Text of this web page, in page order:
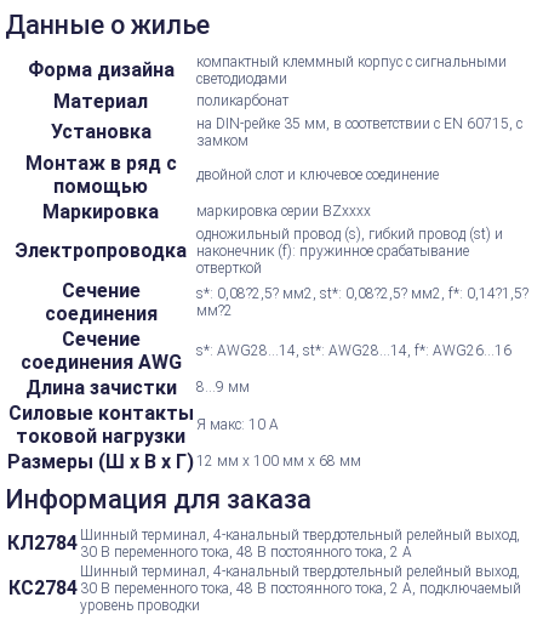
Данные о жилье
Форма дизайна
компактный клеммный корпус с сигнальными
светодиодами
Материал поликарбонат
Установка
на DIN-рейке 35 мм, в соответствии с EN 60715, с
замком
Монтаж в ряд с
помощью
двойной слот и ключевое соединение
Маркировка маркировка серии BZxxxx
Электропроводка
одножильный провод (s), гибкий провод (st) и
наконечник (f): пружинное срабатывание
отверткой
Сечение
соединения
s*: 0,08?2,5? мм2, st*: 0,08?2,5? мм2, f*: 0,14?1,5?
мм?2
Сечение
соединения AWG
s*: AWG28...14, st*: AWG28...14, f*: AWG26...16
Длина зачистки 8...9 мм
Силовые контакты
токовой нагрузки
Я макс: 10 А
Размеры (Ш х В х Г)12 мм x 100 мм x 68 мм
Информация для заказа
КЛ2784 Шинный терминал, 4-канальный твердотельный релейный выход,
30 В переменного тока, 48 В постоянного тока, 2 А
КС2784
Шинный терминал, 4-канальный твердотельный релейный выход,
30 В переменного тока, 48 В постоянного тока, 2 А, подключаемый
уровень проводки